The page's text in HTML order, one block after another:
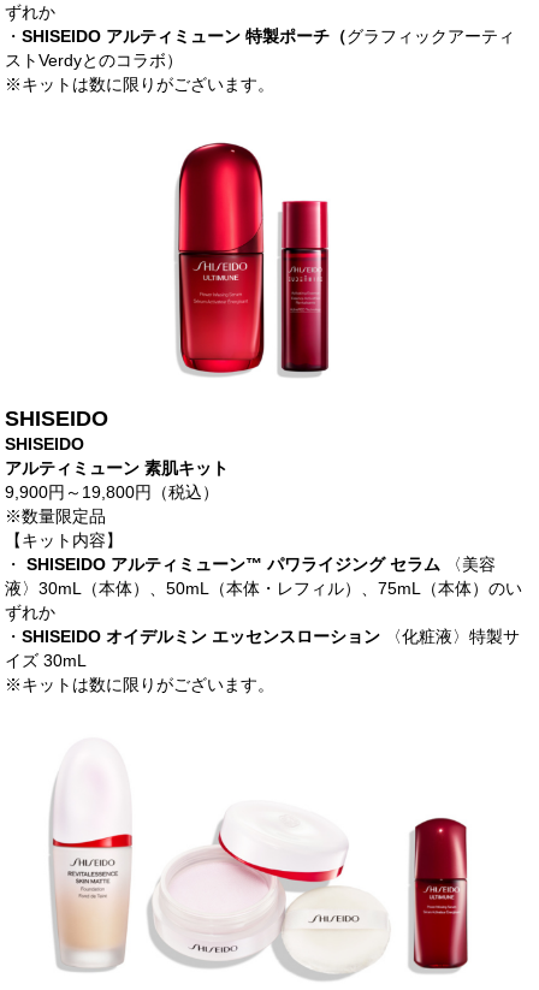
ずれか
・SHISEIDO アルティミューン 特製ポーチ（グラフィックアーティ
ストVerdyとのコラボ）
※キットは数に限りがございます。
SHISEIDO
SHISEIDO
アルティミューン 素肌キット
9,900円～19,800円（税込）
※数量限定品
【キット内容】
・SHISEIDO アルティミューン™ パワライジング セラム 〈美容
液〉30mL（本体）、50mL（本体・レフィル）、75mL（本体）のい
ずれか
・SHISEIDO オイデルミン エッセンスローション 〈化粧液〉特製サ
イズ 30mL
※キットは数に限りがございます。